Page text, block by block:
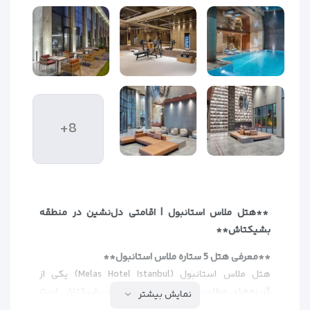
+8
**هتل ملاس استانبول | اقامتی دل‌نشین در منطقه
بشیکتاش**
**معرفی هتل 5 ستاره ملاس استانبول**
هتل ملاس استانبول (Melas Hotel Istanbul) یکی از
گزینه‌های مطلوب برای اقامت در منطقه بشیکتاش است
نمایش بیشتر